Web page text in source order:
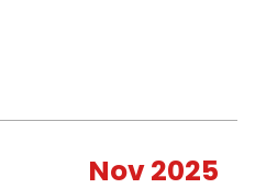
Nov 2025